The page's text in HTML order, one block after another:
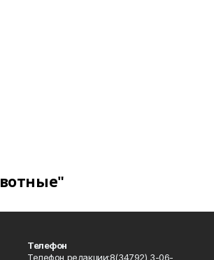
Телефон
Телефон редакции:8(34792) 3-06-